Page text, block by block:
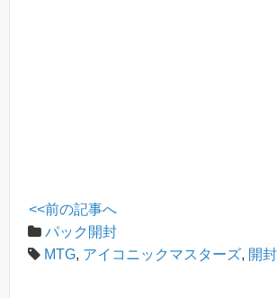
<<前の記事へ
パック開封
MTG, アイコニックマスターズ, 開封